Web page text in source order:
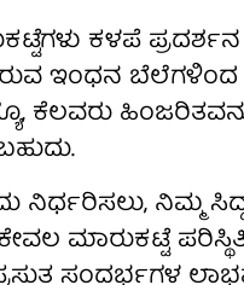
ಕಳಪೆ
ಇಂಧನ
ಕೆಲವರು
ನಿಮ್ಮ
ಮಾರುಕಟ್ಟೆ